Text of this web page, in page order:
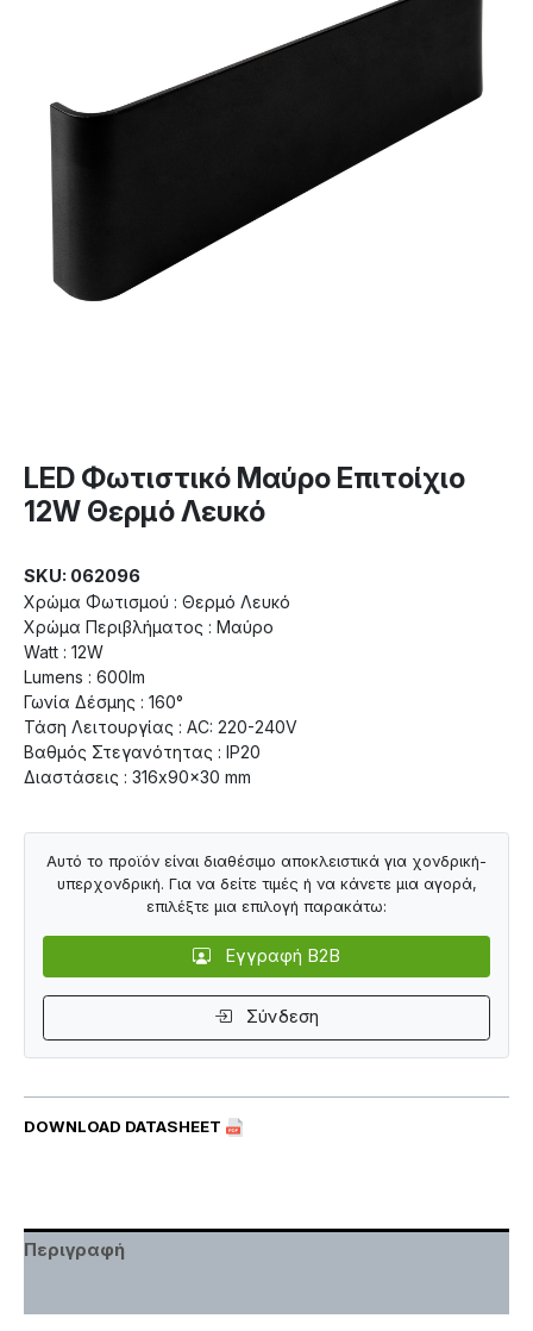
LED Φωτιστικό Μαύρο Επιτοίχιο
12W Θερμό Λευκό
SKU: 062096
Χρώμα Φωτισμού : Θερμό Λευκό
Χρώμα Περιβλήματος : Μαύρο
Watt : 12W
Lumens : 600lm
Γωνία Δέσμης : 160°
Τάση Λειτουργίας : AC: 220-240V
Βαθμός Στεγανότητας : IP20
Διαστάσεις : 316x90x30 mm
DOWNLOAD DATASHEET
Αυτό το προϊόν είναι διαθέσιμο αποκλειστικά για χονδρική-
υπερχονδρική. Για να δείτε τιμές ή να κάνετε μια αγορά,
επιλέξτε μια επιλογή παρακάτω:
Εγγραφή B2B
Σύνδεση
Περιγραφή